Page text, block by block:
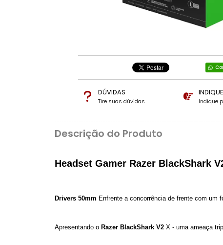
DÚVIDAS
Tire suas dúvidas Indique
Descrição do Produto
Headset Gamer Razer BlackShark
Drivers 50mm Enfrente a concorrência de frente com um
Apresentando o Razer BlackShark V2 X - uma ameaça